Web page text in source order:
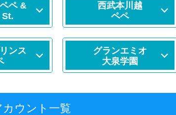
ペ &
西武本川越
ペペ
ンス
グランエミオ
大泉学園
ウント一覧